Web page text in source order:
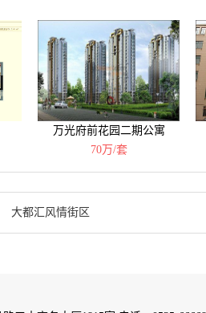
万光府前花园二期公寓
70万/套
大都汇风情街区